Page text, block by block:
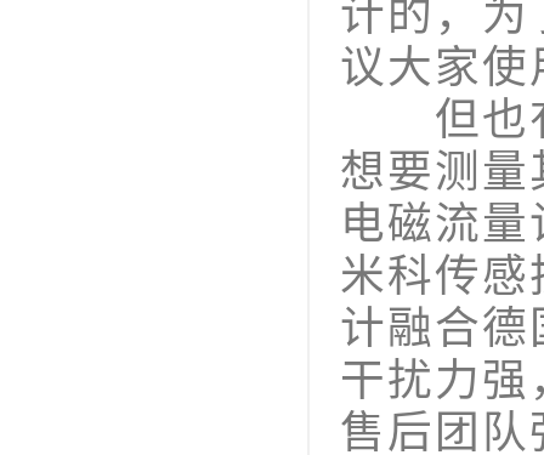
计的，为
议大家使
但也有
想要测量
电磁流
米科传
计融合德
干扰力
售后团队